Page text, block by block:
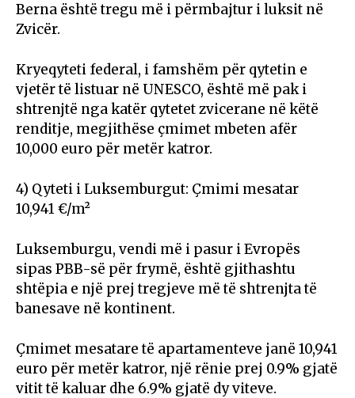
Berna është tregu më i përmbajtur i luksit në
Zvicër.
Kryeqyteti federal, i famshëm për qytetin e
vjetër të listuar në UNESCO, është më pak i
shtrenjtë nga katër qytetet zvicerane në këtë
renditje, megjithëse çmimet mbeten afër
10,000 euro për metër katror.
4) Qyteti i Luksemburgut: Çmimi mesatar
10,941 €/m²
Luksemburgu, vendi më i pasur i Evropës
sipas PBB-së për frymë, është gjithashtu
shtëpia e një prej tregjeve më të shtrenjta të
banesave në kontinent.
Çmimet mesatare të apartamenteve janë 10,941
euro për metër katror, një rënie prej 0.9% gjatë
vitit të kaluar dhe 6.9% gjatë dy viteve.